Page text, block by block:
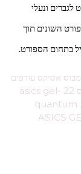
לגברים ונעלי
השונים תוך
בתחום הספורט.
אסיקס 2020 אסיקס נימבוס אסיקס עודפים
אסיקס נשים נעלי אסיקס גברים 2020 אסיקס נימבוס 22 asics gel-
quantum
ASICS